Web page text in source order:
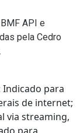
API e
pela Cedro
Indicado para
de internet;
via streaming,